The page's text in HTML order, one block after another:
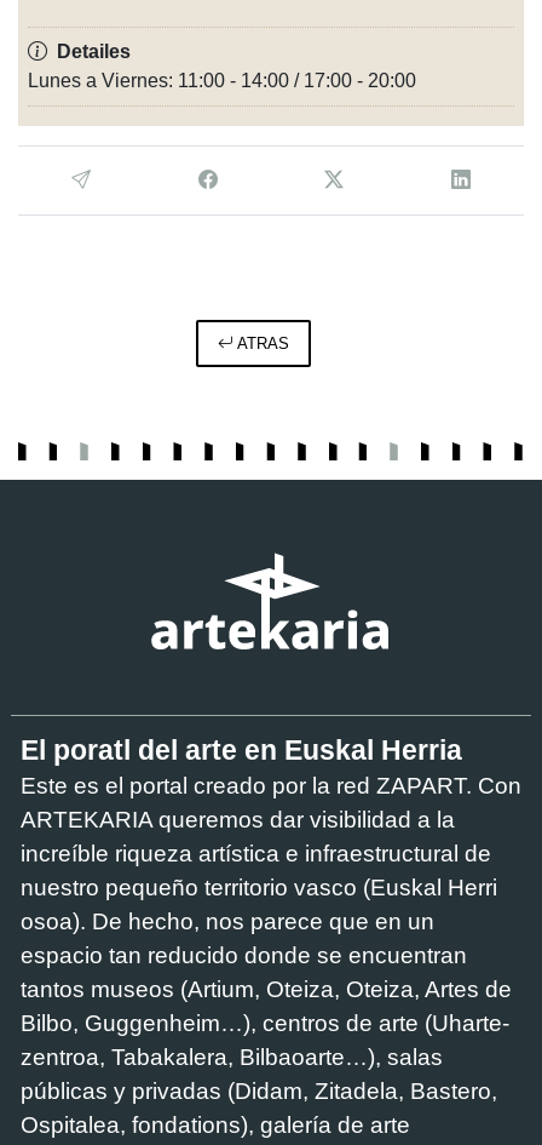
Detailes
Lunes a Viernes: 11:00 - 14:00 / 17:00 - 20:00
ATRAS
El poratl del arte en Euskal Herria
Este es el portal creado por la red ZAPART. Con
ARTEKARIA queremos dar visibilidad a la
increíble riqueza artística e infraestructural de
nuestro pequeño territorio vasco (Euskal Herri
osoa). De hecho, nos parece que en un
espacio tan reducido donde se encuentran
tantos museos (Artium, Oteiza, Oteiza, Artes de
Bilbo, Guggenheim…), centros de arte (Uharte-
zentroa, Tabakalera, Bilbaoarte…), salas
públicas y privadas (Didam, Zitadela, Bastero,
Ospitalea, fondations), galería de arte